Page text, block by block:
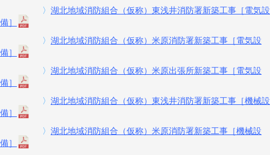
〉 湖北地域消防組合（仮称）東浅井消防署新築工事［電気設
備］
〉 湖北地域消防組合（仮称）米原消防署新築工事［電気設
備］
〉 湖北地域消防組合（仮称）米原出張所新築工事［電気設
備］
〉 湖北地域消防組合（仮称）東浅井消防署新築工事［機械設
備］
〉 湖北地域消防組合（仮称）米原消防署新築工事［機械設
備］